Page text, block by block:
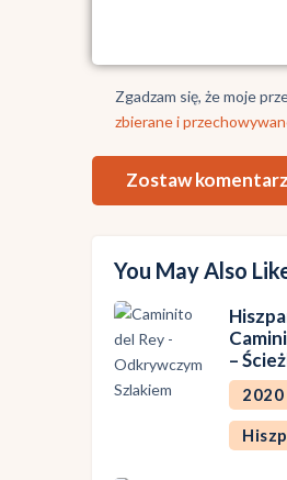
Zgadzam się, że moje
zbierane i
You May Also
–
2020